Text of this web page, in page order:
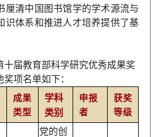
厘清中国图书馆学的学术源流与
识体系和推进人才培养提供了基
十届教育部科学研究优秀成果奖
项名单如下：
成果
类型
学科
类别
申报
者
获奖
等级
党的创